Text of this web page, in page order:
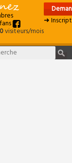
fans
visiteurs/mois
➜